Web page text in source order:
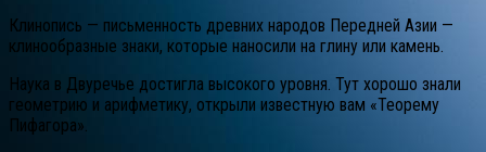
Клинопись — письменность древних народов Передней Азии —
клинообразные знаки, которые наносили на глину или камень.
Наука в Двуречье достигла высокого уровня. Тут хорошо знали
геометрию и арифметику, открыли известную вам «Теорему
Пифагора».